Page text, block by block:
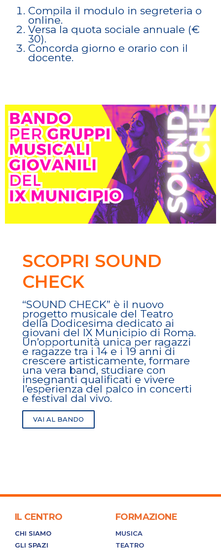
Compila il modulo in segreteria o
online.
Versa la quota sociale annuale (€
30).
Concorda giorno e orario con il
docente.
SCOPRI SOUND
CHECK
“SOUND CHECK” è il nuovo
progetto musicale del Teatro
della Dodicesima dedicato ai
giovani del IX Municipio di Roma.
Un’opportunità unica per ragazzi
e ragazze tra i 14 e i 19 anni di
crescere artisticamente, formare
una vera band, studiare con
insegnanti qualificati e vivere
l’esperienza del palco in concerti
e festival dal vivo.
VAI AL BANDO
IL CENTRO
CHI SIAMO
GLI SPAZI
FORMAZIONE
MUSICA
TEATRO